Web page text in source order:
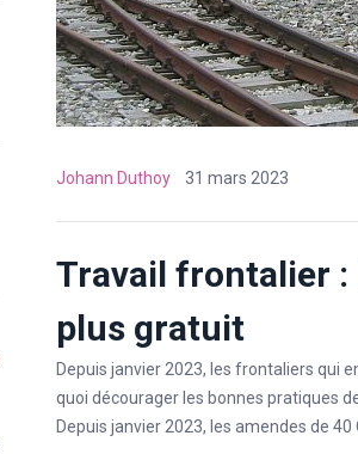
Johann Duthoy 31 mars 2023
Travail frontalier :
plus gratuit
Depuis janvier 2023, les frontaliers qui
quoi décourager les bonnes pratiques
Depuis janvier 2023, les amendes de